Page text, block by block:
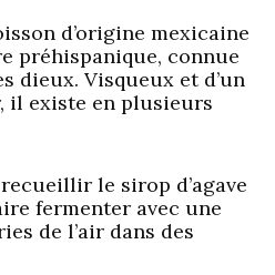
d’origine mexicaine
préhispanique, connue
dieux. Visqueux et d’un
existe en plusieurs
le sirop d’agave
fermenter avec une
de l’air dans des